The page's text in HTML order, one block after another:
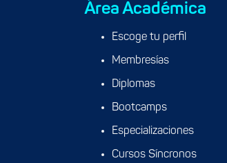
Área Académica
Escoge tu perfil
Membresías
Diplomas
Bootcamps
Especializaciones
Cursos Síncronos